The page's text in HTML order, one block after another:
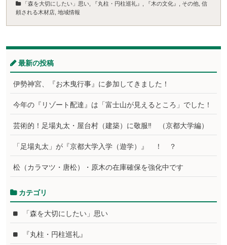
「森を大切にしたい」思い 『丸柱・円柱巡礼』 『木の文化』 その他 信
頼される木材店 地域情報
最新の投稿
伊勢神宮、『お木曳行事』に参加してきました！
今年の『リゾート配達』は「富士山が見えるところ」でした！
芸術的！足場丸太・屋台村（建築）に敬服‼ （京都大学編）
「足場丸太」が『京都大学入学（遊学）』 ！ ？
松（カラマツ・唐松）・原木の在庫確保を強化中です
カテゴリ
「森を大切にしたい」思い
『丸柱・円柱巡礼』